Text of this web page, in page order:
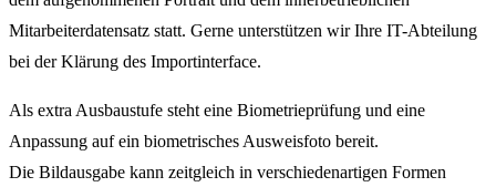
Mitarbeiterdatensatz statt. Gerne unterstützen wir Ihre IT-Abteilung
bei der Klärung des Importinterface.
Als extra Ausbaustufe steht eine Biometrieprüfung und eine
Anpassung auf ein biometrisches Ausweisfoto bereit.
Die Bildausgabe kann zeitgleich in verschiedenartigen Formen